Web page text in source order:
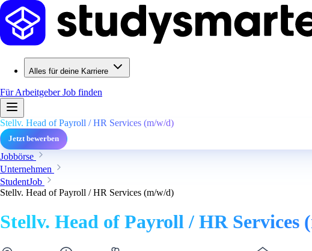
Alles für deine Karriere
Für ArbeitgeberJob finden
Stellv. Head of Payroll / HR Services (m/w/d)
Jetzt bewerben
Jobbörse
Unternehmen
StudentJob
Stellv. Head of Payroll / HR Services (m/w/d)
Stellv. Head of Payroll / HR Services